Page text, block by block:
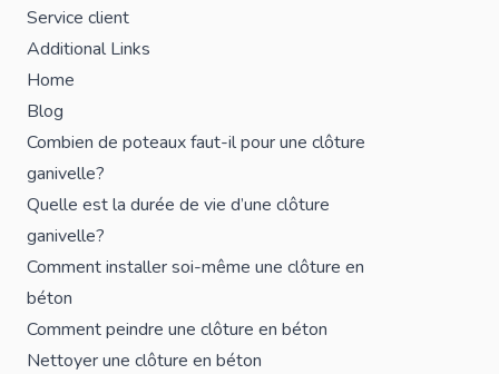
Service client
Additional Links
Home
Blog
Combien de poteaux faut-il pour une clôture
ganivelle?
Quelle est la durée de vie d’une clôture
ganivelle?
Comment installer soi-même une clôture en
béton
Comment peindre une clôture en béton
Nettoyer une clôture en béton